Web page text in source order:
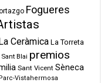
Fogueres
Ceràmica La Torreta
Blai premios
Sant Vicent Sèneca
Vistahermosa